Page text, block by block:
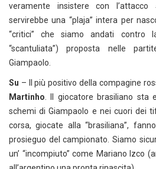
veramente insistere con
servirebbe una “plaja” intera per
“critici” che siamo andati contro
“scantuliata”) proposta nelle
Giampaolo.
Su – Il più positivo della compagine
Martinho . Il giocatore brasiliano sta
schemi di Giampaolo e nei cuori dei
corsa, giocate alla “brasiliana”,
prosieguo del campionato. Siamo
un’ “incompiuto” come Mariano Izco